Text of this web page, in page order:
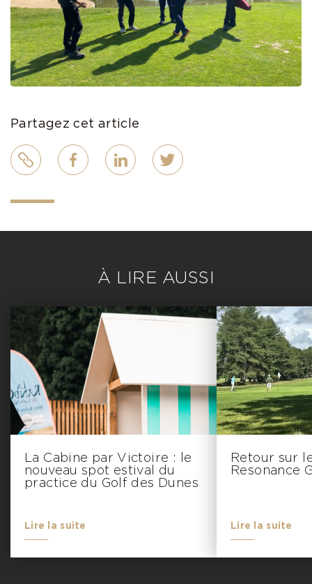
Partagez cet article
Lien FacebookLinkedIn Twitter
À LIRE AUSSI
La Cabine par Victoire : le
nouveau spot estival du
practice du Golf des Dunes
Lire la suite
Retour sur
Resonance
Lire la suite